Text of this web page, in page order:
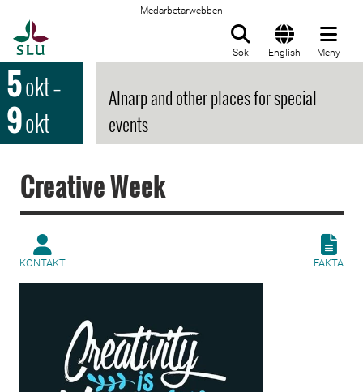
Medarbetarwebben
Sök English Meny
5okt–
9okt
Alnarp and other places for special
events
Creative Week
KONTAKT FAKTA